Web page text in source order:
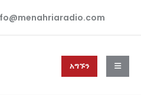
አግኙን